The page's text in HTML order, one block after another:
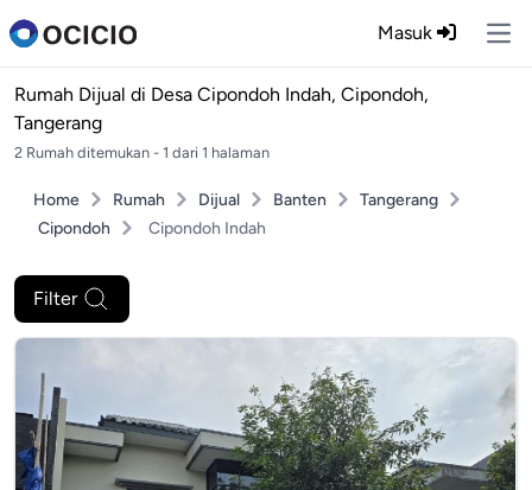
Masuk
Rumah Dijual di Desa Cipondoh Indah, Cipondoh,
Tangerang
2 Rumah ditemukan - 1 dari 1 halaman
Home Rumah Dijual Banten
Tangerang
Cipondoh
Cipondoh Indah
Filter